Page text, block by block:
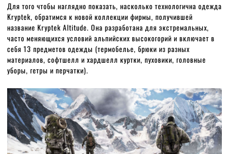
Для того чтобы наглядно показать, насколько технологична одежда
Kryptek, обратимся к новой коллекции фирмы, получившей
название Kryptek Altitude. Она разработана для экстремальных,
часто меняющихся условий альпийских высокогорий и включает в
себя 13 предметов одежды (термобелье, брюки из разных
материалов, софтшелл и хардшелл куртки, пуховики, головные
уборы, гетры и перчатки).